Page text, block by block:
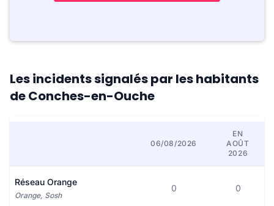
Les incidents signalés par les habitants
de Conches-en-Ouche
06/08/2026
EN
AOÛT
2026
Réseau Orange
Orange, Sosh
0 0